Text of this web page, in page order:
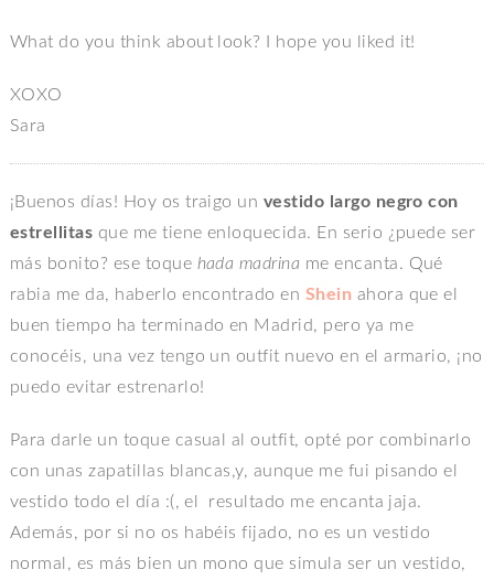
What do you think about look? I hope you liked it!
XOXO
Sara
¡Buenos días! Hoy os traigo un vestido largo negro con
estrellitas que me tiene enloquecida. En serio ¿puede ser
más bonito? ese toque hada madrina me encanta. Qué
rabia me da, haberlo encontrado en Shein ahora que el
buen tiempo ha terminado en Madrid, pero ya me
conocéis, una vez tengo un outfit nuevo en el armario, ¡no
puedo evitar estrenarlo!
Para darle un toque casual al outfit, opté por combinarlo
con unas zapatillas blancas,y, aunque me fui pisando el
vestido todo el día :(, el resultado me encanta jaja.
Además, por si no os habéis fijado, no es un vestido
normal, es más bien un mono que simula ser un vestido,